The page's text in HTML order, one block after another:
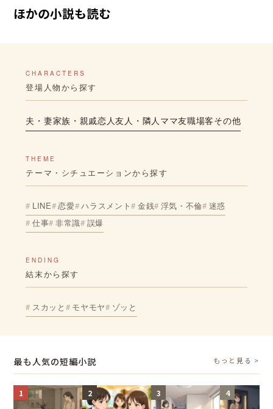
ほかの小説も読む
CHARACTERS
登場人物から探す
夫・妻家族・親戚恋人友人・隣人 ママ友職場客その他
THEME
テーマ・シチュエーションから探す
LINE 恋愛 ハラスメント 金銭 浮気・不倫 迷惑
仕事 非常識 誤爆
ENDING
結末から探す
スカッと モヤモヤ ゾッと
最も人気の短編小説 もっと見る >
1 2 3 4